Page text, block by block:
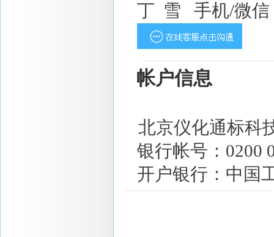
丁 雪 手机/微
帐户信息
北京仪化通标科
银行帐号：0200
开户银行：中国